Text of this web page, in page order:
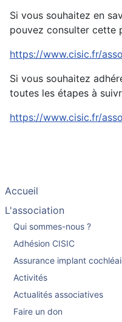
Si vous souhaitez en
pouvez consulter cette
https://www.cisic.fr/
Si vous souhaitez
toutes les étapes à
https://www.cisic.fr/
Accueil
L'association
Qui sommes-nous ?
Adhésion CISIC
Assurance implant
Activités
Actualités associatives
Faire un don